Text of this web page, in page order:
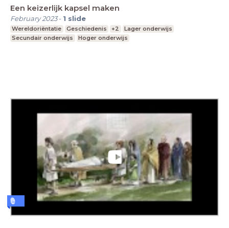
Een keizerlijk kapsel maken
February 2023- 1 slide
Wereldoriëntatie Geschiedenis +2
Lager onderwijs
Secundair onderwijs
Hoger onderwijs